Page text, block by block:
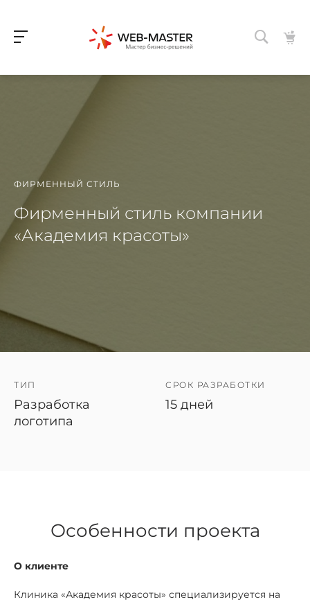
ФИРМЕННЫЙ СТИЛЬ
Фирменный стиль компании
«Академия красоты»
ТИП
Разработка
логотипа
СРОК РАЗРАБОТКИ
15 дней
Особенности проекта
О клиенте
Клиника «Академия красоты» специализируется на